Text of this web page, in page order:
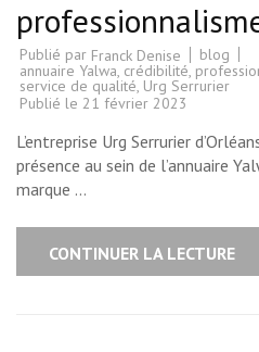
Publié par Franck Denise
blog
annuaire Yalwa, crédibilité,
service de qualité, Urg Serrurier
Publié le 21 février 2023
L’entreprise Urg Serrurier
présence au sein de l’annuaire
marque …
CONTINUER LA LECTURE